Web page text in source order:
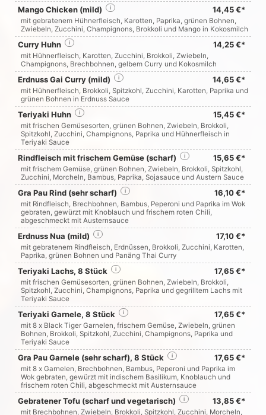
Mango Chicken (mild) 14,45 €*
i
mit gebratenem Hühnerfleisch, Karotten, Paprika, grünen Bohnen,
Zwiebeln, Zucchini, Champignons, Brokkoli und Mango in Kokosmilch
Curry Huhn 14,25 €*
i
mit Hühnerfleisch, Karotten, Zucchini, Brokkoli, Zwiebeln,
Champignons, Brechbohnen, gelbem Curry und Kokosmilch
Erdnuss Gai Curry (mild) 14,65 €*
i
mit Hühnerfleisch, Brokkoli, Spitzkohl, Zucchini, Karotten, Paprika und
grünen Bohnen in Erdnuss Sauce
Teriyaki Huhn 15,45 €*
i
mit frischen Gemüsesorten, grünen Bohnen, Zwiebeln, Brokkoli,
Spitzkohl, Zucchini, Champignons, Paprika und Hühnerfleisch in
Teriyaki Sauce
Rindfleisch mit frischem Gemüse (scharf) 15,65 €*
i
mit frischem Gemüse, grünen Bohnen, Zwiebeln, Brokkoli, Spitzkohl,
Zucchini, Morcheln, Bambus, Paprika, Sojasauce und Austern Sauce
Gra Pau Rind (sehr scharf) 16,10 €*
i
mit Rindfleisch, Brechbohnen, Bambus, Peperoni und Paprika im Wok
gebraten, gewürzt mit Knoblauch und frischem roten Chili,
abgeschmeckt mit Austernsauce
Erdnuss Nua (mild) 17,10 €*
i
mit gebratenem Rindfleisch, Erdnüssen, Brokkoli, Zucchini, Karotten,
Paprika, grünen Bohnen und Panäng Thai Curry
Teriyaki Lachs, 8 Stück 17,65 €*
i
mit frischen Gemüsesorten, grünen Bohnen, Zwiebeln, Brokkoli,
Spitzkohl, Zucchini, Champignons, Paprika und gegrilltem Lachs mit
Teriyaki Sauce
Teriyaki Garnele, 8 Stück 17,65 €*
i
mit 8 x Black Tiger Garnelen, frischem Gemüse, Zwiebeln, grünen
Bohnen, Brokkoli, Spitzkohl, Zucchini, Champignons, Paprika und
Teriyaki Sauce
Gra Pau Garnele (sehr scharf), 8 Stück 17,65 €*
i
mit 8 x Garnelen, Brechbohnen, Bambus, Peperoni und Paprika im
Wok gebraten, gewürzt mit indischem Basilikum, Knoblauch und
frischem roten Chili, abgeschmeckt mit Austernsauce
Gebratener Tofu (scharf und vegetarisch) 13,85 €*
i
mit Brechbohnen, Zwiebeln, Brokkoli, Spitzkohl, Zucchini, Morcheln,